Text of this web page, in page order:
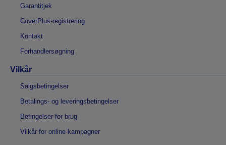
Garantitjek
CoverPlus-registrering
Kontakt
Forhandlersøgning
Vilkår
Salgsbetingelser
Betalings- og leveringsbetingelser
Betingelser for brug
Vilkår for online-kampagner